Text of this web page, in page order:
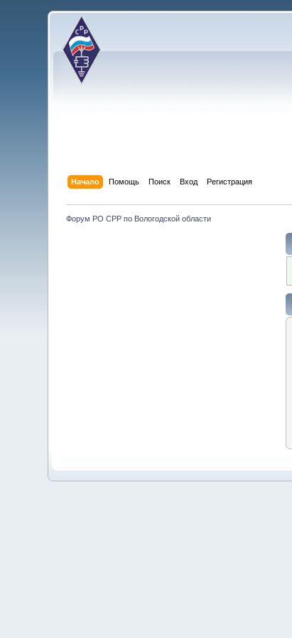
Начало Помощь Поиск Вход Регистрация
Форум РО СРР по Вологодской области